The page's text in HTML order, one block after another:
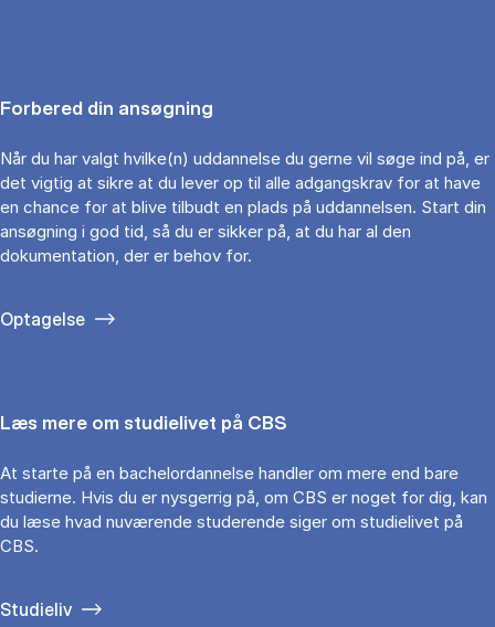
Forbered din ansøgning
Når du har valgt hvilke(n) uddannelse du gerne vil søge ind på, er
det vigtig at sikre at du lever op til alle adgangskrav for at have
en chance for at blive tilbudt en plads på uddannelsen. Start din
ansøgning i god tid, så du er sikker på, at du har al den
dokumentation, der er behov for.
Optagelse
Læs mere om studielivet på CBS
At starte på en bachelordannelse handler om mere end bare
studierne. Hvis du er nysgerrig på, om CBS er noget for dig, kan
du læse hvad nuværende studerende siger om studielivet på
CBS.
Studieliv